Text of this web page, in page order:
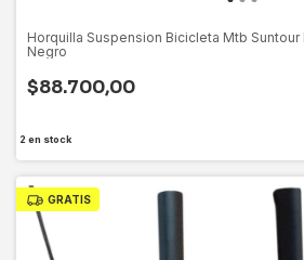
Horquilla Suspension Bicicleta Mtb
Negro
$88.700,00
2 en stock
GRATIS